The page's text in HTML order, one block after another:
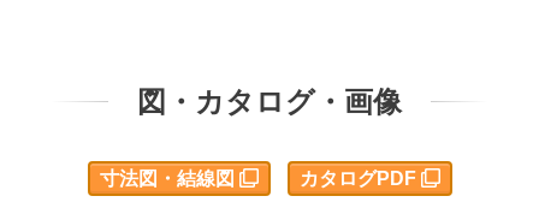
図・カタログ・画像
寸法図・結線図 カタログPDF